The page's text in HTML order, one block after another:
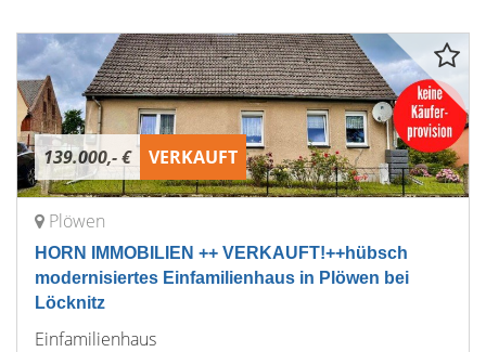
139.000,- € VERKAUFT
Plöwen
HORN IMMOBILIEN ++ VERKAUFT!++hübsch
modernisiertes Einfamilienhaus in Plöwen bei
Löcknitz
Einfamilienhaus